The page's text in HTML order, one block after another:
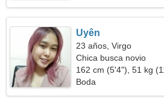
Uyên
23 años, Virgo
Chica busca novio
162 cm (5'4"), 51 kg
Boda